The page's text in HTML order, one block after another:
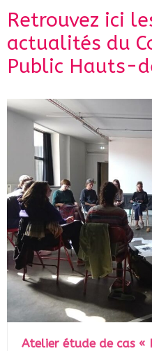
Retrouvez ici
actualités du
Public Hauts-
Atelier étude de cas «